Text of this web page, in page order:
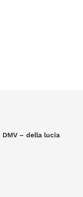
DMV – della lucia